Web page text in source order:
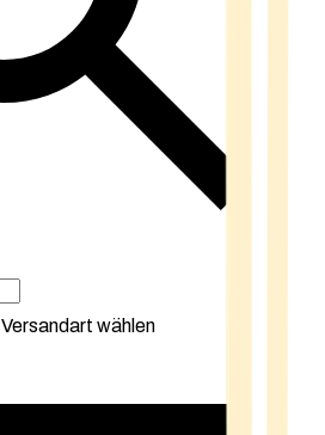
Versandart wählen